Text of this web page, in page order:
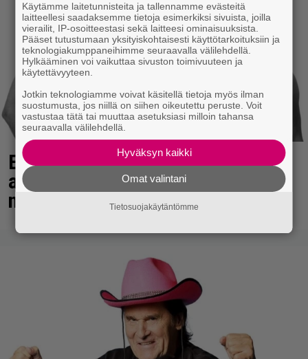
Eppu Normaali soitti kaikkien
aikojen viimeisen konserttinsa –
nämä kappaleet sillä kuultiin
Käytämme laitetunnisteita ja tallennamme evästeitä
laitteellesi saadaksemme tietoja esimerkiksi sivuista, joilla
vierailit, IP-osoitteestasi sekä laitteesi ominaisuuksista.
Pääset tutustumaan yksityiskohtaisesti käyttötarkoituksiin ja
teknologiakumppaneihimme seuraavalla välilehdellä.
Hylkääminen voi vaikuttaa sivuston toimivuuteen ja
käytettävyyteen.
Jotkin teknologiamme voivat käsitellä tietoja myös ilman
suostumusta, jos niillä on siihen oikeutettu peruste. Voit
vastustaa tätä tai muuttaa asetuksiasi milloin tahansa
seuraavalla välilehdellä.
Hyväksyn kaikki
Omat valintani
Tietosuojakäytäntömme